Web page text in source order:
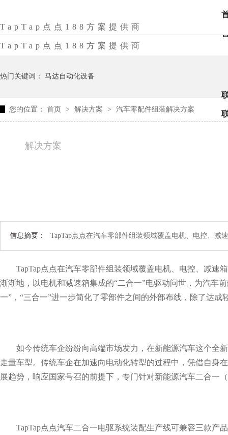
TapTap点点188方案提供商
TapTap点点188方案提供商
热门关键词： 马达自动化设备
您的位置： 首页 > 解决方案 > 汽车零配件组装解决方案
解决方案
信息摘要： TapTap点点在汽车零部件组装领域覆盖电机、电控、
TapTap点点在汽车零部件组装领域覆盖电机、电控、减
渐渐地，以电机和减速箱集成的“二合一”电驱动问世，为汽车
一”，“三合一”进一步简化了零部件之间的外部布线，除了达
如今传统车企纷纷向高端市场发力，在新能源汽车这个全
走量车型。传统车企在加速向电动化转型的过程中，凭借自身
展趋势，响应国家号召的前提下，专门针对新能源汽车二合一（
TapTap点点汽车二合一电驱系统装配生产线可兼容三款产